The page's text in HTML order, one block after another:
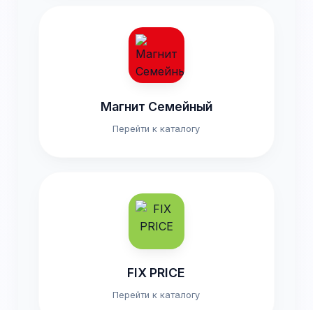
Магнит Семейный
Перейти к каталогу
FIX PRICE
Перейти к каталогу